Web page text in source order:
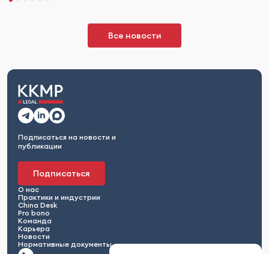
Все новости
Подписаться на новости и
публикации
Подписаться
О нас
Практики и индустрии
China Desk
Pro bono
Команда
Карьера
Новости
Нормативные документы